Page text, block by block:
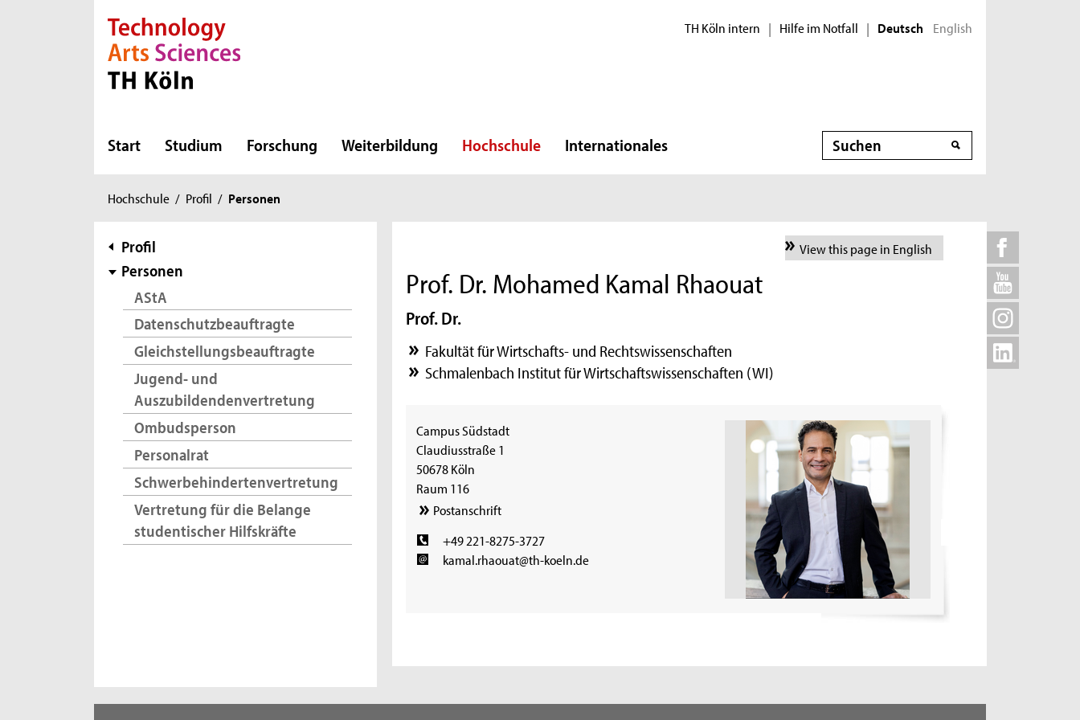
Direkt zur Hauptnavigation
Direkt zur Subnavigation
Direkt zum Inhalt
Direkt zum Fußbereich TH Köln intern | Hilfe im Notfall | Deutsch English
Start Studium Forschung Weiterbildung Hochschule Internationales Suche
Sie
hier:
Hochschule / Profil / Personen
Subnavigation
Profil
Personen
AStA
Datenschutzbeauftragte
Gleichstellungsbeauftragte
Jugend- und
Auszubildendenvertretung
Ombudsperson
Personalrat
Schwerbehindertenvertretung
Vertretung für die Belange
studentischer Hilfskräfte
View this page in English
Prof. Dr. Mohamed Kamal Rhaouat
Prof. Dr.
Fakultät für Wirtschafts- und Rechtswissenschaften
Schmalenbach Institut für Wirtschaftswissenschaften (WI)
Campus Südstadt
Claudiusstraße 1
50678 Köln
Raum 116
Postanschrift
+49 221-8275-3727
kamal.rhaouat@th-koeln.de